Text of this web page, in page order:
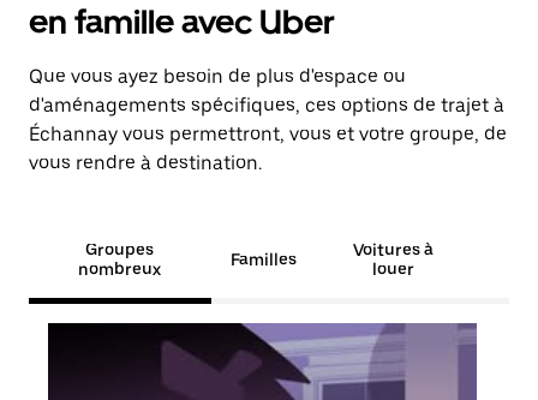
en famille avec Uber
Que vous ayez besoin de plus d'espace ou
d'aménagements spécifiques, ces options de trajet à
Échannay vous permettront, vous et votre groupe, de
vous rendre à destination.
Groupes
nombreux
Familles
Voitures à
louer